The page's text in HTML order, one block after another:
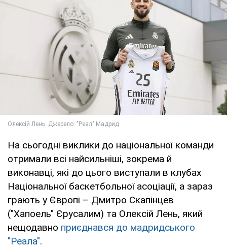
На сьогодні виклики до національної команди
отримали всі найсильніші, зокрема й
виконавці, які до цього виступали в клубах
Національної баскетбольної асоціації, а зараз
грають у Європі – Дмитро Скапінцев
("Хапоель" Єрусалим) та Олексій Лень, який
нещодавно приєднався до мадридського
"Реала".